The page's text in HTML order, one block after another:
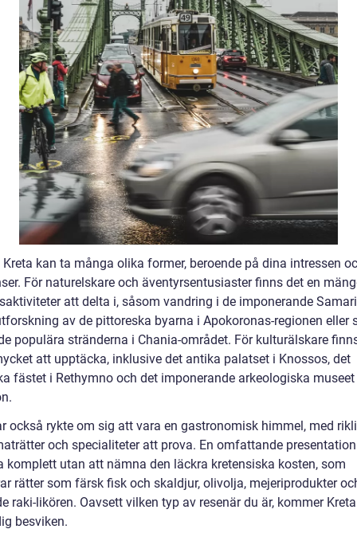
Kreta kan ta många olika former, beroende på dina intressen
För naturelskare och äventyrsentusiaster finns det en
att delta i, såsom vandring i de imponerande
av de pittoreska byarna i Apokoronas-regionen eller
populära stränderna i Chania-området. För kulturälskare
att upptäcka, inklusive det antika palatset i Knossos, det
fästet i Rethymno och det imponerande arkeologiska
också rykte om sig att vara en gastronomisk himmel, med
och specialiteter att prova. En omfattande
komplett utan att nämna den läckra kretensiska kosten, som
rätter som färsk fisk och skaldjur, olivolja, mejeriprodukter
raki-likören. Oavsett vilken typ av resenär du är, kommer
besviken.